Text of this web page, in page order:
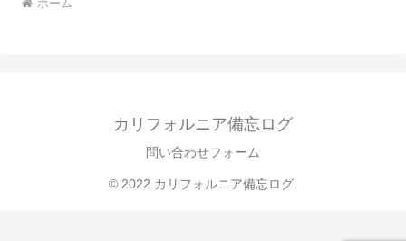
ホーム
カリフォルニア備忘ログ
問い合わせフォーム
© 2022 カリフォルニア備忘ログ.